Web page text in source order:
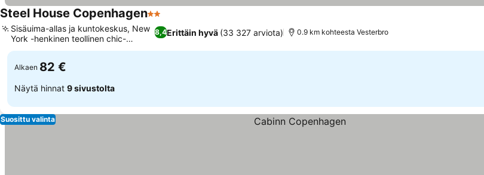
Steel House Copenhagen2 Tähtiluokitus
8,4Erittäin hyvä (33 327 arviota)
Sisäuima-allas ja kuntokeskus, New
York -henkinen teollinen chic-
muotoilu
0.9 km kohteesta Vesterbro
Alkaen 82 €
Näytä hinnat 9 sivustolta
Suosittu valinta